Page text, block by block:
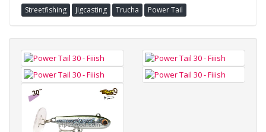
Streetfishing Jigcasting Trucha Power Tail